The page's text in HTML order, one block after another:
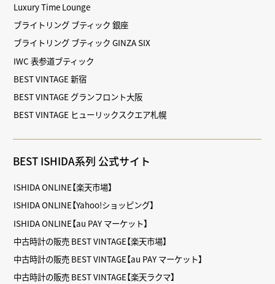
Luxury Time Lounge
ブライトリング ブティック 銀座
ブライトリング ブティック GINZA SIX
IWC 表参道ブティック
BEST VINTAGE 新宿
BEST VINTAGE グランフロント大阪
BEST VINTAGE ヒューリックスクエア札幌
BEST ISHIDA系列 公式サイト
ISHIDA ONLINE【楽天市場】
ISHIDA ONLINE【Yahoo!ショッピング】
ISHIDA ONLINE【au PAY マーケット】
中古時計の販売 BEST VINTAGE【楽天市場】
中古時計の販売 BEST VINTAGE【au PAY マーケット】
中古時計の販売 BEST VINTAGE【楽天ラクマ】